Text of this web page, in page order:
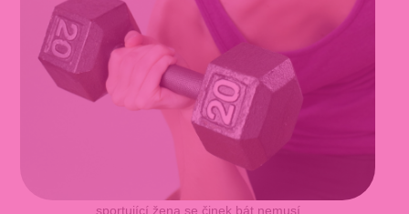
sportující žena se činek bát nemusí